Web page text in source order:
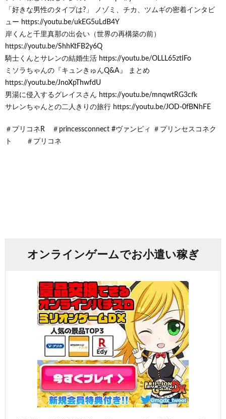
「好きな男性のタイプは?」 ノゾミ、チカ、ツムギの密着インタビ
ュー https://youtu.be/ukEG5uLdB4Y
岸くんと千里真那の出会い（世界の再構築の前）
https://youtu.be/ShhKtFB2y6Q
騎士くんとサレンの結婚生活 https://youtu.be/OLLL65ztIFo
ミソラちゃんの『キュンきゅんQ&A』 まとめ
https://youtu.be/JnoXpThwfdU
男湯に侵入するグレイスさん https://youtu.be/mnqwtRG3cfk
サレンちゃんとの二人きりの旅行 https://youtu.be/JOD-0fBNhFE
＃プリコネR ＃princessconnect #ヴァンピィ ＃プリンセスコネク
ト ＃プリコネ
オンラインゲームでお小遣い稼ぎ